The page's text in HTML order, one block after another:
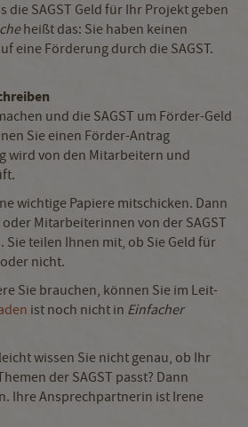
die SAGST Geld für Ihr Projekt geben
heißt das: Sie haben keinen
eine Förderung durch die SAGST.
und die SAGST um Förder-Geld
Sie einen Förder-Antrag
wird von den Mitarbeitern und
wichtige Papiere mitschicken. Dann
Mitarbeiterinnen von der SAGST
Sie teilen Ihnen mit, ob Sie Geld für
nicht.
Sie brauchen, können Sie im Leit-
ist noch nicht in Einfacher
wissen Sie nicht genau, ob Ihr
der SAGST passt? Dann
Ihre Ansprechpartnerin ist Irene